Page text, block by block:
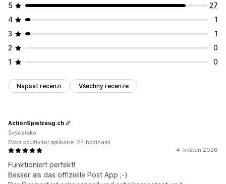
5
27
4
1
3
1
2
0
1
0
Napsat recenzi Všechny recenze
4. květen 2026
Funktioniert perfekt!
Besser als das offizielle Post App ;-)
ActionSpielzeug.ch
Švýcarsko
Doba používání aplikace: 24 hodinami